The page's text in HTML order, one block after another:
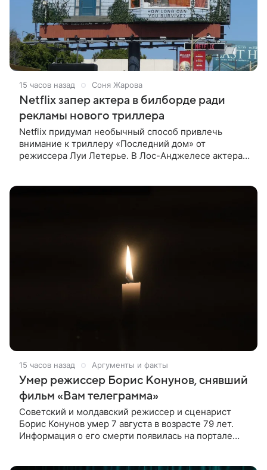
15 часов назад Соня Жарова
Netflix запер актера в билборде ради
рекламы нового триллера
Netflix придумал необычный способ привлечь
внимание к триллеру «Последний дом» от
режиссера Луи Летерье. В Лос-Анджелесе актера
15 часов назад Аргументы и факты
Умер режиссер Борис Конунов, снявший
фильм «Вам телеграмма»
Советский и молдавский режиссер и сценарист
Борис Конунов умер 7 августа в возрасте 79 лет.
Информация о его смерти появилась на портале